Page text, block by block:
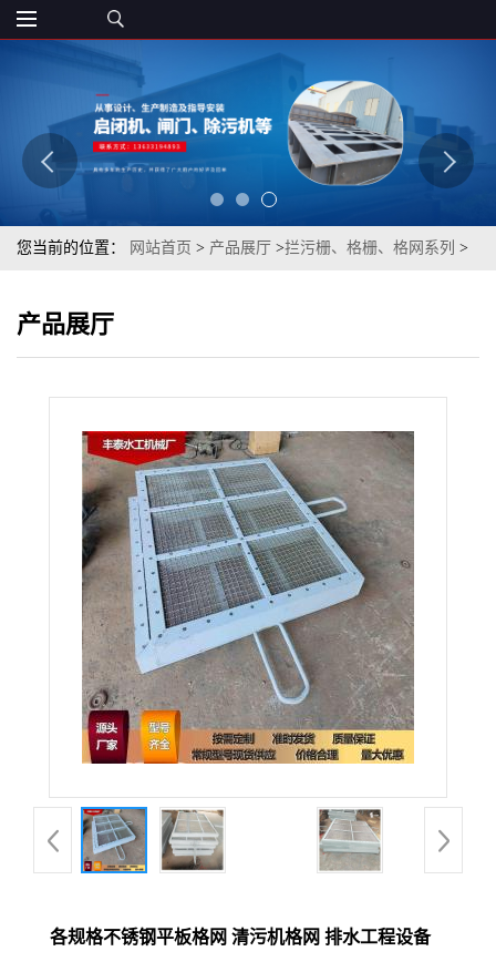
您当前的位置： 网站首页 > 产品展厅 >拦污栅、格栅、格网系列 >
产品展厅
各规格不锈钢平板格网 清污机格网 排水工程设备